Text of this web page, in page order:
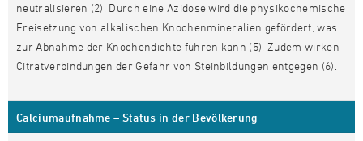
neutralisieren (2). Durch eine Azidose wird die physikochemische
Freisetzung von alkalischen Knochenmineralien gefördert, was
zur Abnahme der Knochendichte führen kann (5). Zudem wirken
Citratverbindungen der Gefahr von Steinbildungen entgegen (6).
Calciumaufnahme – Status in der Bevölkerung